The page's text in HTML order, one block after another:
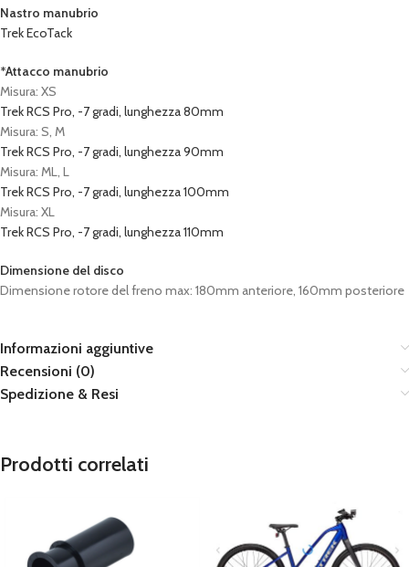
Nastro manubrio
Trek EcoTack
*Attacco manubrio
Misura: XS
Trek RCS Pro, -7 gradi, lunghezza 80mm
Misura: S, M
Trek RCS Pro, -7 gradi, lunghezza 90mm
Misura: ML, L
Trek RCS Pro, -7 gradi, lunghezza 100mm
Misura: XL
Trek RCS Pro, -7 gradi, lunghezza 110mm
Dimensione del disco
Dimensione rotore del freno max: 180mm anteriore, 160mm posteriore
Informazioni aggiuntive
Recensioni (0)
Spedizione & Resi
Prodotti correlati